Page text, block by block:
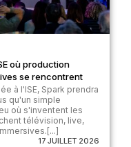
où production
se rencontrent
à l'ISE, Spark prendra
qu'un simple
où s'inventent les
télévision, live,
17 JUILLET 2026